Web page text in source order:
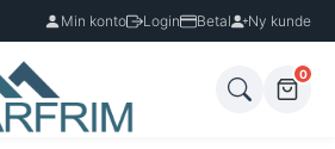
Min konto Login Betal Ny kunde
0